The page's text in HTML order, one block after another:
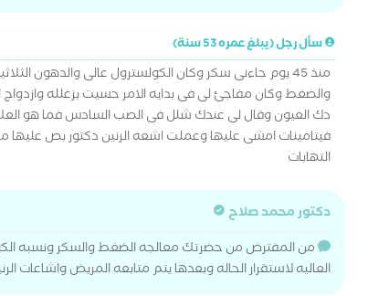
سأل رجل (يبلغ عمره 53 سنة)
منذ 45 يوم جاءنى سكر وكان الكولسترول عالى والدهون
والضغط وكان مفاجئ لى فى بدايه الامر حسيت بزغلله
دك العيون وقال لى عندك شلل فى الصب السادس فما هو
فيتامينات امشى عليها وعملت اشعه الرنين دكتور بص عليها
التهابات
دكتور محمد صلاح
من المفترض من حضرتك معالجه الضغط والسكر ونسبه
العاليه لاستقرار الحاله وبعدها يتم متابعه المريض واشاعات